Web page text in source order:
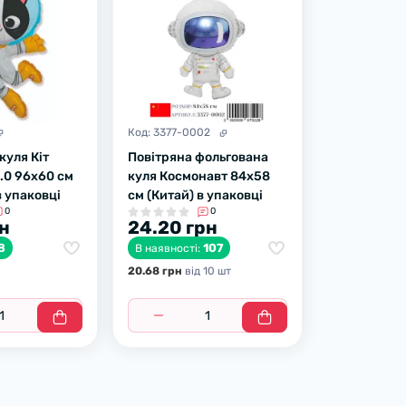
Кіт
96х60 см
0
Код: 3377-0002
Повітряна фольгована
куля Космонавт 84х58
см (Китай) в упаковці
0
24.20 грн
В наявності: 107
20.68 грн вiд 10 шт